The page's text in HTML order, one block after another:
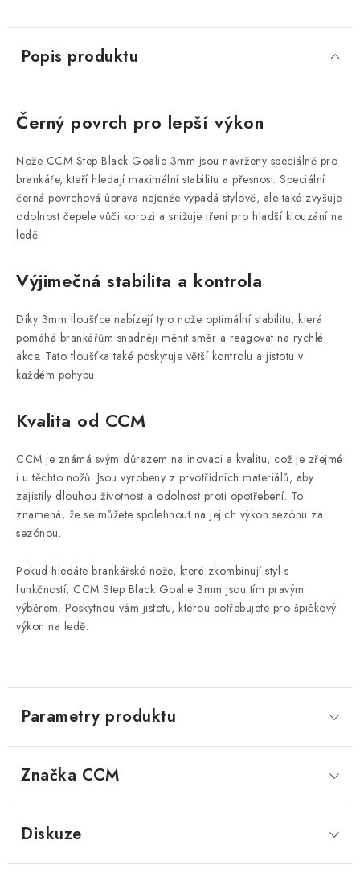
Popis produktu
Černý povrch pro lepší výkon
Nože CCM Step Black Goalie 3mm jsou navrženy speciálně pro
brankáře, kteří hledají maximální stabilitu a přesnost. Speciální
černá povrchová úprava nejenže vypadá stylově, ale také zvyšuje
odolnost čepele vůči korozi a snižuje tření pro hladší klouzání na
ledě.
Výjimečná stabilita a kontrola
Díky 3mm tloušťce nabízejí tyto nože optimální stabilitu, která
pomáhá brankářům snadněji měnit směr a reagovat na rychlé
akce. Tato tloušťka také poskytuje větší kontrolu a jistotu v
každém pohybu.
Kvalita od CCM
CCM je známá svým důrazem na inovaci a kvalitu, což je zřejmé
i u těchto nožů. Jsou vyrobeny z prvotřídních materiálů, aby
zajistily dlouhou životnost a odolnost proti opotřebení. To
znamená, že se můžete spolehnout na jejich výkon sezónu za
sezónou.
Pokud hledáte brankářské nože, které zkombinují styl s
funkčností, CCM Step Black Goalie 3mm jsou tím pravým
výběrem. Poskytnou vám jistotu, kterou potřebujete pro špičkový
výkon na ledě.
Parametry produktu
Značka CCM
Diskuze